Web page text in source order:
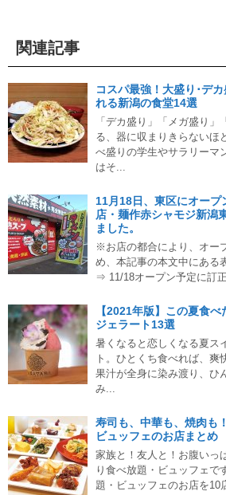
関連記事
コスパ最強！大盛り･デ
れる新潟の食堂14選
「デカ盛り」「メガ盛り
る、器に収まりきらないほ
べ盛りの学生やサラリーマ
はそ...
11月18日、東区にオープ
店・麺作赤シャモジ新潟
ました。
※お店の都合により、オー
め、本記事の本文中にある
⇒ 11/18オープン予定に訂
【2021年版】この夏食
ジェラート13選
暑くなると恋しくなる夏ス
ト。ひとくち食べれば、爽
果汁が全身に染み渡り、ひ
み...
寿司も、中華も、焼肉も
ビュッフェのお店まとめ
家族と！友人と！お腹いっ
り食べ放題・ビュッフェで
題・ビュッフェのお店を10